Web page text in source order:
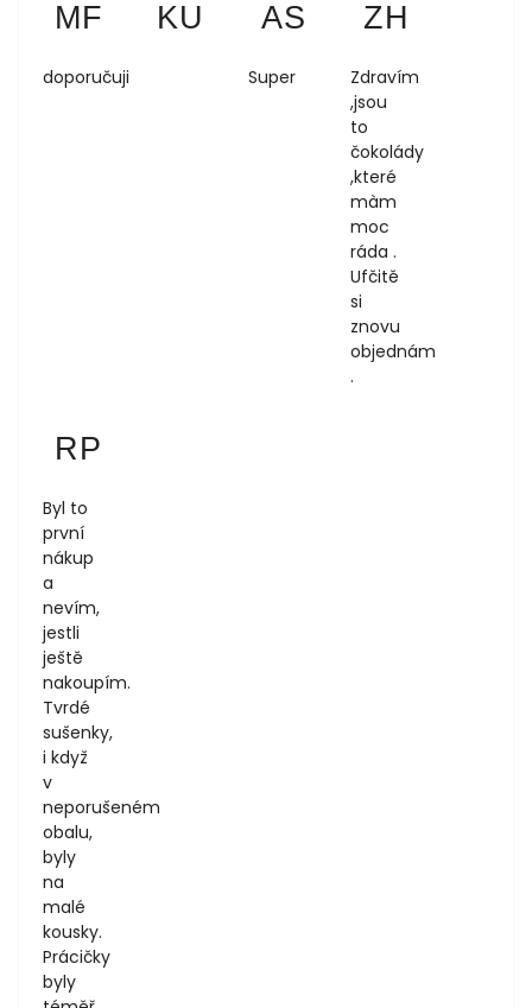
MF
doporučuji
KU AS
Super
ZH
Zdravím
,jsou
to
čokolády
,které
màm
moc
ráda .
Ufčitě
si
znovu
objednám
.
RP
Byl to
první
nákup
a
nevím,
jestli
ještě
nakoupím.
Tvrdé
sušenky,
i když
v
neporušeném
obalu,
byly
na
malé
kousky.
Prácičky
byly